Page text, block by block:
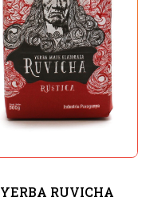
YERBA RUVICHA